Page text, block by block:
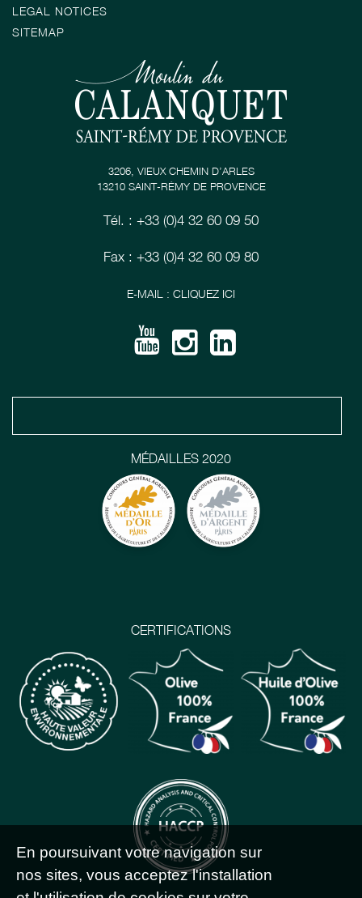
LEGAL NOTICES
SITEMAP
CERTIFICATIONS
MÉDAILLES 2020
3206, VIEUX CHEMIN D’ARLES
13210 SAINT-RÉMY DE PROVENCE
Tél. : +33 (0)4 32 60 09 50
Fax : +33 (0)4 32 60 09 80
E-MAIL : CLIQUEZ ICI
En poursuivant votre navigation sur
nos sites, vous acceptez l'installation